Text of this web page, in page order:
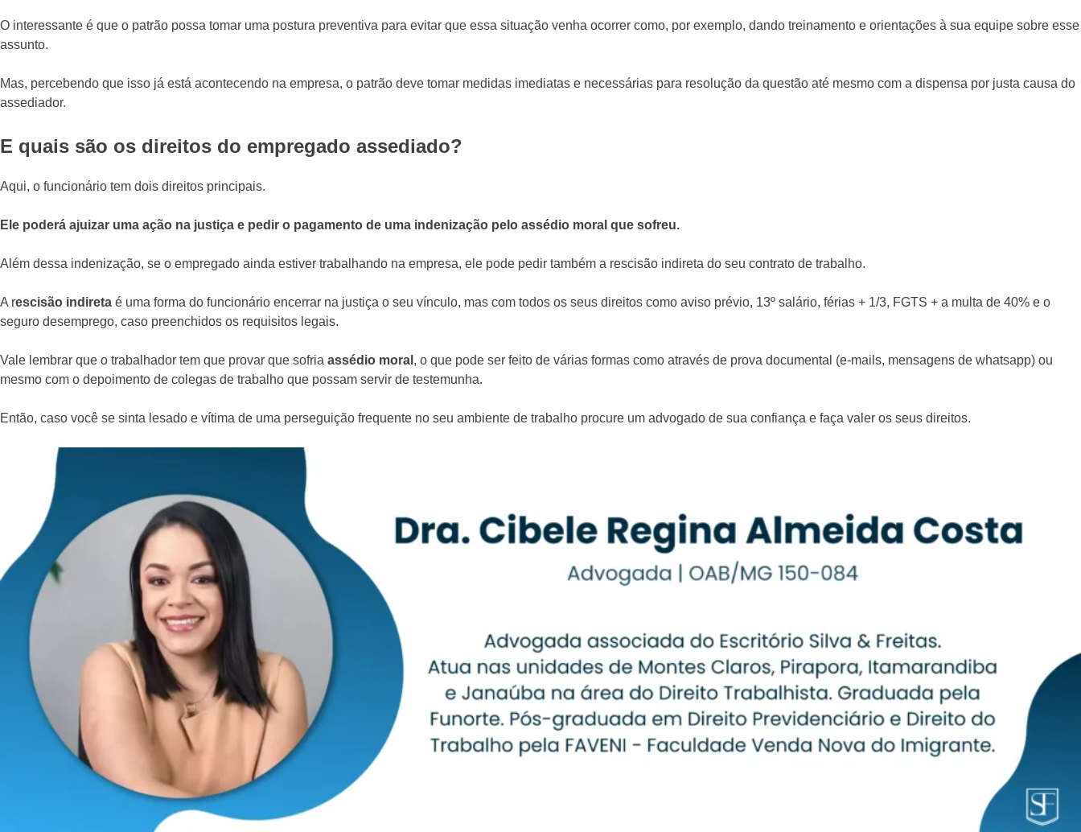
O interessante é que o patrão possa tomar uma postura preventiva para evitar que essa situação venha ocorrer como, por exemplo, dando treinamento e orientações à sua equipe sobre esse
assunto.
Mas, percebendo que isso já está acontecendo na empresa, o patrão deve tomar medidas imediatas e necessárias para resolução da questão até mesmo com a dispensa por justa causa do
assediador.
E quais são os direitos do empregado assediado?
Aqui, o funcionário tem dois direitos principais.
Ele poderá ajuizar uma ação na justiça e pedir o pagamento de uma indenização pelo assédio moral que sofreu.
Além dessa indenização, se o empregado ainda estiver trabalhando na empresa, ele pode pedir também a rescisão indireta do seu contrato de trabalho.
A rescisão indireta é uma forma do funcionário encerrar na justiça o seu vínculo, mas com todos os seus direitos como aviso prévio, 13º salário, férias + 1/3, FGTS + a multa de 40% e o
seguro desemprego, caso preenchidos os requisitos legais.
Vale lembrar que o trabalhador tem que provar que sofria assédio moral , o que pode ser feito de várias formas como através de prova documental (e-mails, mensagens de whatsapp) ou
mesmo com o depoimento de colegas de trabalho que possam servir de testemunha.
Então, caso você se sinta lesado e vítima de uma perseguição frequente no seu ambiente de trabalho procure um advogado de sua confiança e faça valer os seus direitos.